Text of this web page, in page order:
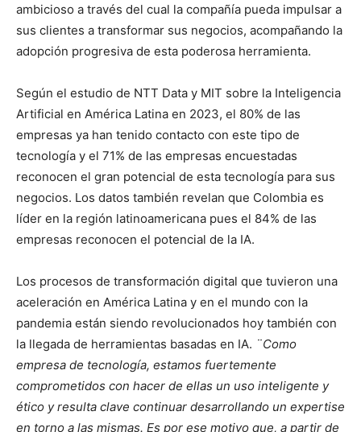
ambicioso a través del cual la compañía pueda impulsar a
sus clientes a transformar sus negocios, acompañando la
adopción progresiva de esta poderosa herramienta.
Según el estudio de NTT Data y MIT sobre la Inteligencia
Artificial en América Latina en 2023, el 80% de las
empresas ya han tenido contacto con este tipo de
tecnología y el 71% de las empresas encuestadas
reconocen el gran potencial de esta tecnología para sus
negocios. Los datos también revelan que Colombia es
líder en la región latinoamericana pues el 84% de las
empresas reconocen el potencial de la IA.
Los procesos de transformación digital que tuvieron una
aceleración en América Latina y en el mundo con la
pandemia están siendo revolucionados hoy también con
la llegada de herramientas basadas en IA. ¨Como
empresa de tecnología, estamos fuertemente
comprometidos con hacer de ellas un uso inteligente y
ético y resulta clave continuar desarrollando un expertise
en torno a las mismas. Es por ese motivo que, a partir de